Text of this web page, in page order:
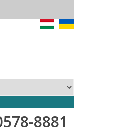
8881